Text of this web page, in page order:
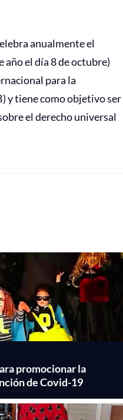
anualmente el
año el día 8 de octubre)
para la
y tiene como objetivo ser
el derecho universal
promocionar la
de Covid-19